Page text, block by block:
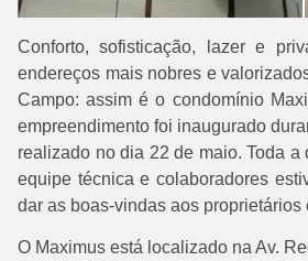
Conforto, sofisticação, lazer e
endereços mais nobres e
Campo: assim é o condomínio
empreendimento foi inaugurado
realizado no dia 22 de maio. Toda a
equipe técnica e colaboradores
dar as boas-vindas aos proprietários
O Maximus está localizado na Av.